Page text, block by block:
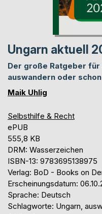
Ungarn aktuell
Der große Ratgeber für
auswandern oder
Maik Uhlig
Selbsthilfe & Recht
ePUB
555,8 KB
DRM: Wasserzeichen
ISBN-13: 9783695138975
Verlag: BoD - Books on
Erscheinungsdatum:
Sprache: Deutsch
Schlagworte: Ungarn,